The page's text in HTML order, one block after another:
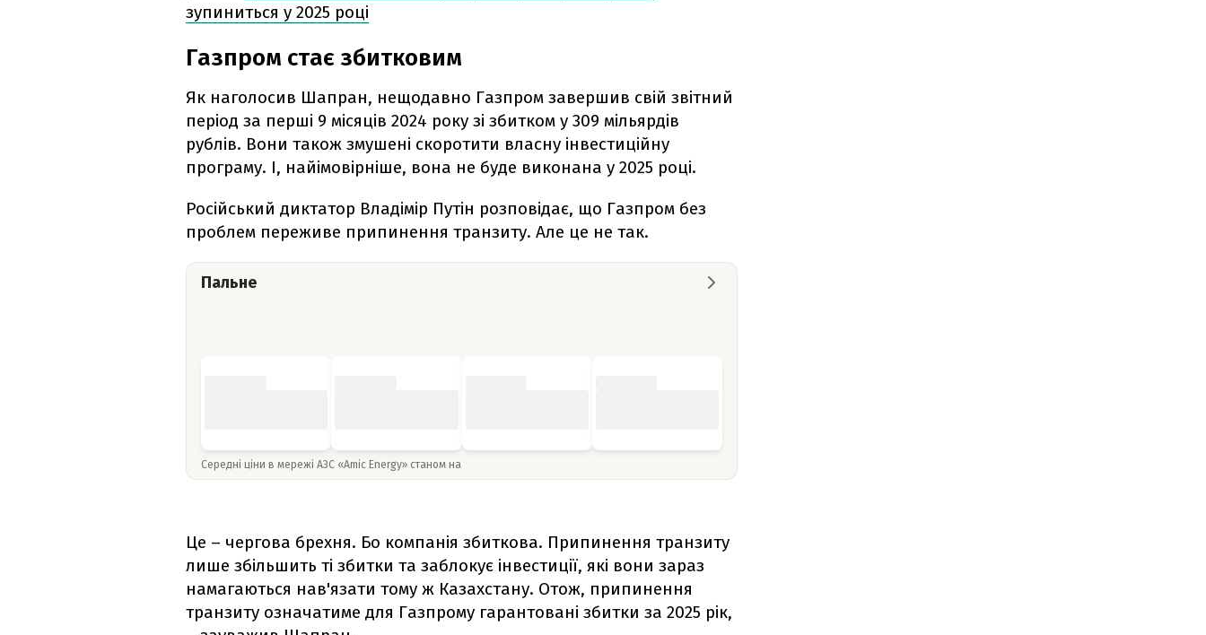
зупиниться у 2025 році
Газпром стає збитковим
Як наголосив Шапран, нещодавно Газпром завершив свій звітний
період за перші 9 місяців 2024 року зі збитком у 309 мільярдів
рублів. Вони також змушені скоротити власну інвестиційну
програму. І, найімовірніше, вона не буде виконана у 2025 році.
Російський диктатор Владімір Путін розповідає, що Газпром без
проблем переживе припинення транзиту. Але це не так.
Пальне
Середні ціни в мережі АЗС «Amic Energy» станом на
Це – чергова брехня. Бо компанія збиткова. Припинення транзиту
лише збільшить ті збитки та заблокує інвестиції, які вони зараз
намагаються нав'язати тому ж Казахстану. Отож, припинення
транзиту означатиме для Газпрому гарантовані збитки за 2025 рік,